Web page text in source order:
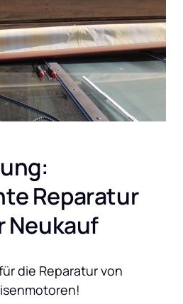
Reparatur
die Reparatur von